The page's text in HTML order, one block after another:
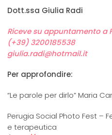
Dott.ssa Giulia Radi
Riceve su appuntamento a
(+39) 3200185538
giulia.radi@hotmail.it
Per approfondire:
“Le parole per dirlo” Maria
Perugia Social Photo Fest –
e terapeutica